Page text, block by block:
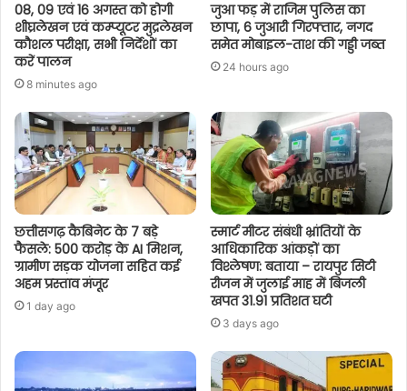
08, 09 एवं 16 अगस्त को होगी
शीघ्रलेखन एवं कम्प्यूटर मुद्रलेखन
कौशल परीक्षा, सभी निर्देशों का
करें पालन
8 minutes ago
जुआ फड़ में राजिम पुलिस का
छापा, 6 जुआरी गिरफ्तार, नगद
समेत मोबाइल-ताश की गड्डी जब्त
24 hours ago
छत्तीसगढ़ कैबिनेट के 7 बड़े
फैसले: 500 करोड़ के AI मिशन,
ग्रामीण सड़क योजना सहित कई
अहम प्रस्ताव मंजूर
1 day ago
स्मार्ट मीटर संबंधी भ्रांतियों के
आधिकारिक आंकड़ों का
विश्लेषण: बताया – रायपुर सिटी
रीजन में जुलाई माह में बिजली
खपत 31.91 प्रतिशत घटी
3 days ago